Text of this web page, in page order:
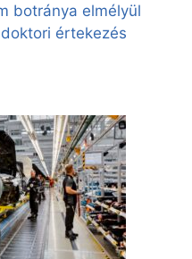
botránya elmélyül
értekezés